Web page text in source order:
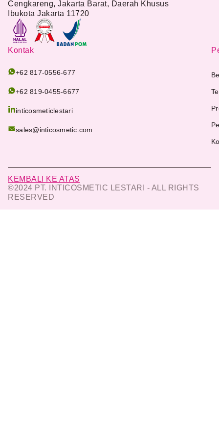
Cengkareng, Jakarta Barat, Daerah Khusus
Ibukota Jakarta 11720
Kontak
+62 817-0556-677
+62 819-0455-6677
inticosmeticlestari
sales@inticosmetic.com
KEMBALI KE ATAS
©2024 PT. INTICOSMETIC LESTARI - ALL RIGHTS
RESERVED